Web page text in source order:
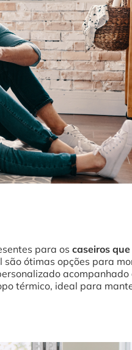
para os caseiros
ótimas opções para
acompanhado
térmico, ideal para